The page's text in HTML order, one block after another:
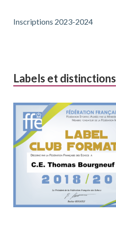
Inscriptions 2023-2024
Labels et distinctions